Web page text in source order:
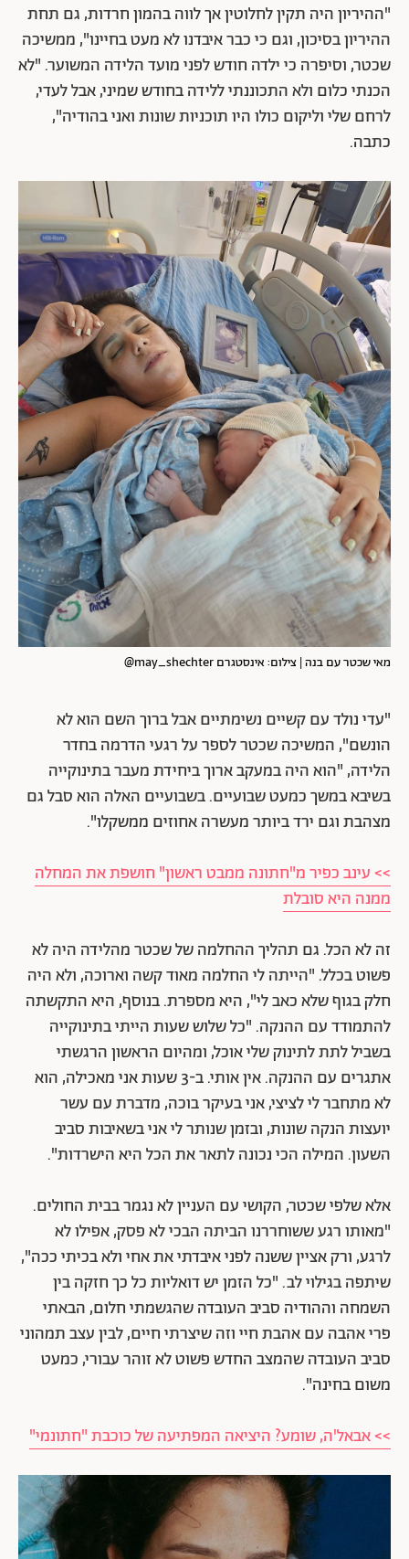
"ההיריון היה תקין לחלוטין אך לווה בהמון חרדות, גם תחת
ההיריון בסיכון, וגם כי כבר איבדנו לא מעט בחיינו", ממשיכה
שכטר, וסיפרה כי ילדה חודש לפני מועד הלידה המשוער. "לא
הכנתי כלום ולא התכוננתי ללידה בחודש שמיני, אבל לעדי,
לרחם שלי וליקום כולו היו תוכניות שונות ואני בהודיה",
כתבה.
מאי שכטר עם בנה | צילום: אינסטגרם may_shechter@
"עדי נולד עם קשיים נשימתיים אבל ברוך השם הוא לא
הונשם", המשיכה שכטר לספר על רגעי הדרמה בחדר
הלידה, "הוא היה במעקב ארוך ביחידת מעבר בתינוקייה
בשיבא במשך כמעט שבועיים. בשבועיים האלה הוא סבל גם
מצהבת וגם ירד ביותר מעשרה אחוזים ממשקלו".
>> עינב כפיר מ"חתונה ממבט ראשון" חושפת את המחלה
ממנה היא סובלת
זה לא הכל. גם תהליך ההחלמה של שכטר מהלידה היה לא
פשוט בכלל. "הייתה לי החלמה מאוד קשה וארוכה, ולא היה
חלק בגוף שלא כאב לי", היא מספרת. בנוסף, היא התקשתה
להתמודד עם ההנקה. "כל שלוש שעות הייתי בתינוקייה
בשביל לתת לתינוק שלי אוכל, ומהיום הראשון הרגשתי
אתגרים עם ההנקה. אין אותי. ב-3 שעות אני מאכילה, הוא
לא מתחבר לי לציצי, אני בעיקר בוכה, מדברת עם עשר
יועצות הנקה שונות, ובזמן שנותר לי אני בשאיבות סביב
השעון. המילה הכי נכונה לתאר את הכל היא הישרדות".
אלא שלפי שכטר, הקושי עם העניין לא נגמר בבית החולים.
"מאותו רגע ששוחררנו הביתה הבכי לא פסק, אפילו לא
לרגע, ורק אציין ששנה לפני איבדתי את אחי ולא בכיתי ככה",
שיתפה בגילוי לב. "כל הזמן יש דואליות כל כך חזקה בין
השמחה וההודיה סביב העובדה שהגשמתי חלום, הבאתי
פרי אהבה עם אהבת חיי וזה שיצרתי חיים, לבין עצב תמהוני
סביב העובדה שהמצב החדש פשוט לא זוהר עבורי, כמעט
משום בחינה".
>> אבאל'ה, שומע? היציאה המפתיעה של כוכבת "חתונמי"